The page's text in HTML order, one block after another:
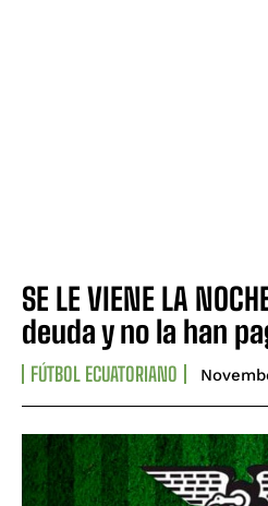
SE LE VIENE LA
deuda y no la han
FÚTBOL ECUATORIANO